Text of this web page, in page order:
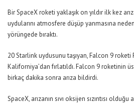
Bir SpaceX roketi yaklaşık on yıldır ilk kez
uydularını atmosfere düşüp yanmasına
yörüngede bıraktı.
20 Starlink uydusunu taşıyan, Falcon 9 roketi
Kaliforniya’dan fırlatıldı. Falcon 9 roketinin
birkaç dakika sonra arıza bildirdi.
SpaceX, arızanın sıvı oksijen sızıntısı olduğu